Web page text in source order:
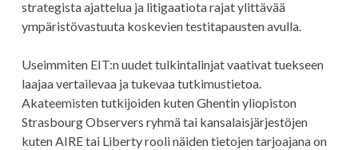
strategista ajattelua ja litigaatiota rajat ylittävää
ympäristövastuuta koskevien testitapausten avulla.
Useimmiten EIT:n uudet tulkintalinjat vaativat tuekseen
laajaa vertailevaa ja tukevaa tutkimustietoa.
Akateemisten tutkijoiden kuten Ghentin yliopiston
Strasbourg Observers ryhmä tai kansalaisjärjestöjen
kuten AIRE tai Liberty rooli näiden tietojen tarjoajana on